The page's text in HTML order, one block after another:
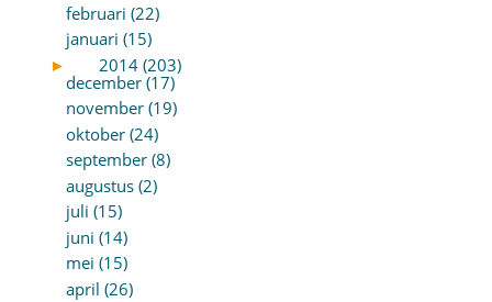
februari (22)
januari (15)
►
2014 (203)
december (17)
november (19)
oktober (24)
september (8)
augustus (2)
juli (15)
juni (14)
mei (15)
april (26)